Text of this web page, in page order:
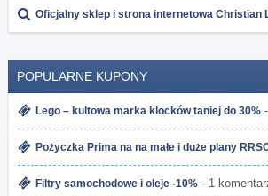
Oficjalny sklep i strona internetowa Christian
POPULARNE KUPONY
Lego – kultowa marka klocków taniej do 30%
Pożyczka Prima na na małe i duże plany
Filtry samochodowe i oleje -10% - 1